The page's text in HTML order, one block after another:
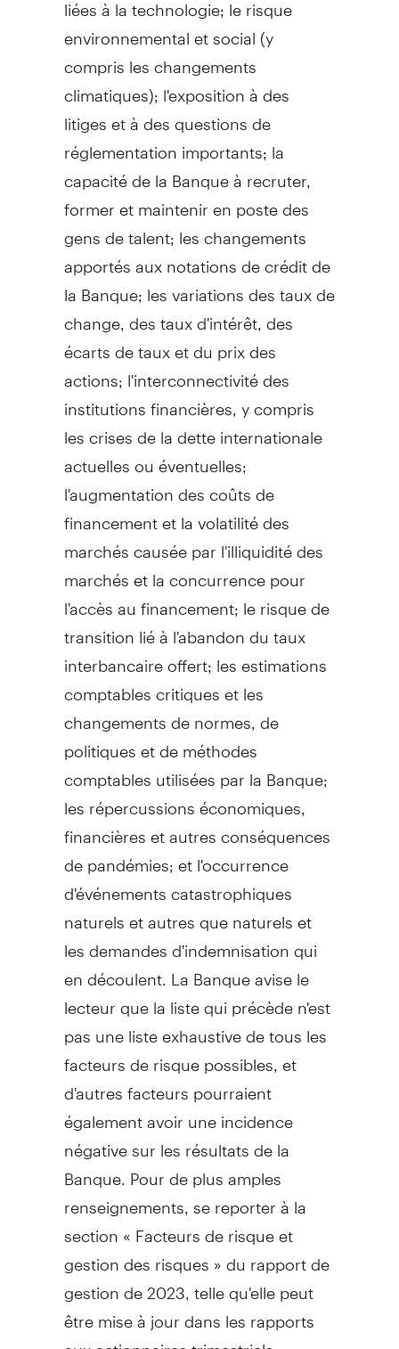
environnemental et social (y
compris les changements
climatiques); l'exposition à des
litiges et à des questions de
réglementation importants; la
capacité de la Banque à recruter,
former et maintenir en poste des
gens de talent; les changements
apportés aux notations de crédit de
la Banque; les variations des taux de
change, des taux d'intérêt, des
écarts de taux et du prix des
actions; l'interconnectivité des
institutions financières, y compris
les crises de la dette internationale
actuelles ou éventuelles;
l'augmentation des coûts de
financement et la volatilité des
marchés causée par l'illiquidité des
marchés et la concurrence pour
l'accès au financement; le risque de
transition lié à l'abandon du taux
interbancaire offert; les estimations
comptables critiques et les
changements de normes, de
politiques et de méthodes
comptables utilisées par la Banque;
les répercussions économiques,
financières et autres conséquences
de pandémies; et l'occurrence
d'événements catastrophiques
naturels et autres que naturels et
les demandes d'indemnisation qui
en découlent. La Banque avise le
lecteur que la liste qui précède n'est
pas une liste exhaustive de tous les
facteurs de risque possibles, et
d'autres facteurs pourraient
également avoir une incidence
négative sur les résultats de la
Banque. Pour de plus amples
renseignements, se reporter à la
section « Facteurs de risque et
gestion des risques » du rapport de
gestion de 2023, telle qu'elle peut
être mise à jour dans les rapports